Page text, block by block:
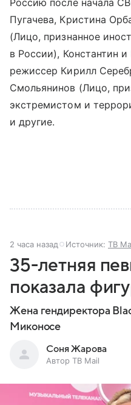
Пугачева, Кристина
(Лицо, признанное
в России), Константин
режиссер Кирилл
Смольянинов (Лицо,
экстремистом и
и другие.
2 часа назад Источник: ТВ
35-летняя
показала
Жена гендиректора
Миконосе
Соня Жарова
Автор ТВ Mail